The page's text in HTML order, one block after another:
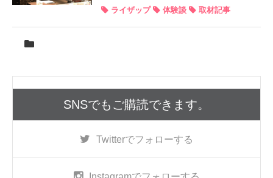
ライザップ
体験談 取材記事
SNSでもご購読できます。
Twitterでフォローする